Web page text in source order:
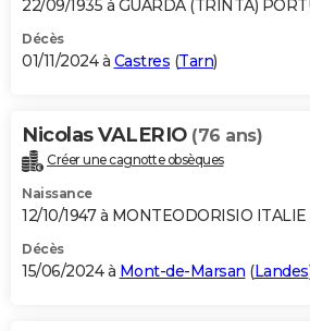
22/09/1935 à GUARDA (TRINTA)
Décès
01/11/2024 à Castres (Tarn)
Nicolas VALERIO (76 ans)
Créer une cagnotte obsèques
Naissance
12/10/1947 à MONTEODORISIO ITALIE
Décès
15/06/2024 à Mont-de-Marsan (Landes